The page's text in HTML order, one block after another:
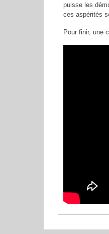
puisse les
ces aspérités
Pour finir, une